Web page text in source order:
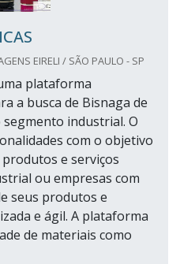
EIRELI / SÃO PAULO - SP
plataforma
a busca de Bisnaga de
industrial. O
com o objetivo
e serviços
ou empresas com
seus produtos e
e ágil. A plataforma
de materiais como